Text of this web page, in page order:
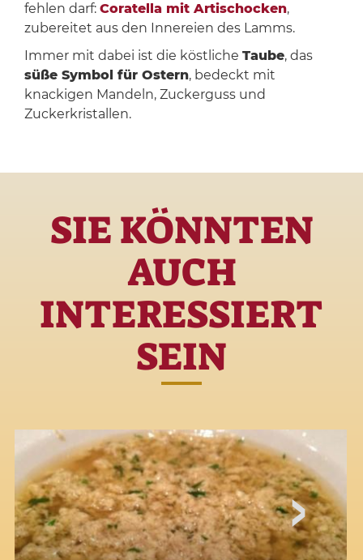
fehlen darf: Coratella mit Artischocken,
zubereitet aus den Innereien des Lamms.
Immer mit dabei ist die köstliche Taube, das
süße Symbol für Ostern, bedeckt mit
knackigen Mandeln, Zuckerguss und
Zuckerkristallen.
SIE KÖNNTEN
AUCH
INTERESSIERT
SEIN